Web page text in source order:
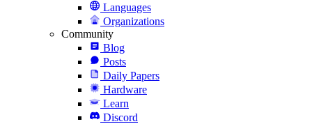
Languages
Organizations
Community
Blog
Posts
Daily Papers
Hardware
Learn
Discord